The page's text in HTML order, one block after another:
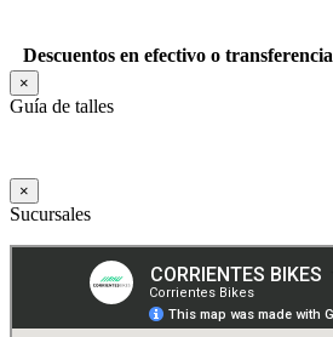
Descuentos en efectivo o transferencia
×
Guía de talles
×
Sucursales